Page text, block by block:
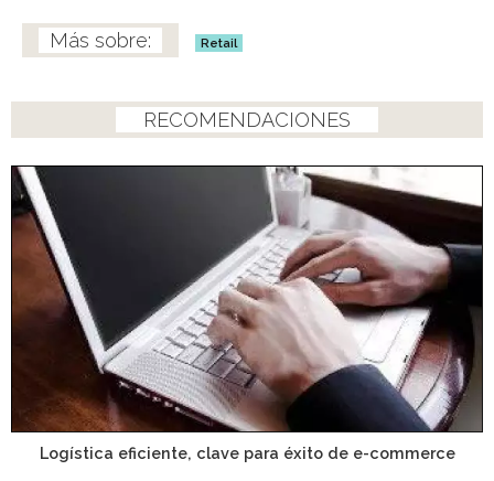
Retail
RECOMENDACIONES
Logística eficiente, clave para éxito de e-commerce